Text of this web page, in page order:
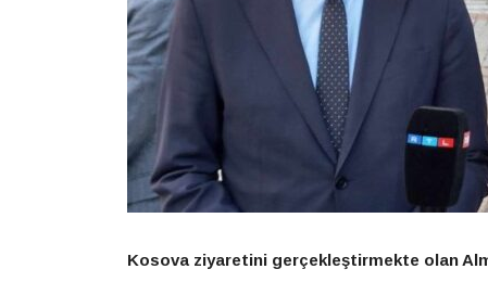
Kosova ziyaretini gerçekleştirmekte olan